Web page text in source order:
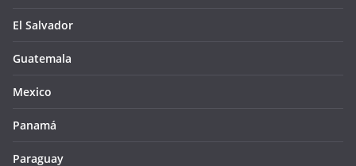
El Salvador
Guatemala
Mexico
Panamá
Paraguay